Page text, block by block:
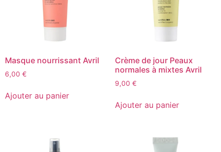
Masque nourrissant Avril
6,00 €
Ajouter au panier
Crème de jour Peaux
normales à mixtes Avril
9,00 €
Ajouter au panier